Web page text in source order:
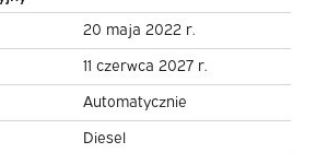
Air
20 maja 2022 r.
11 czerwca 2027 r.
Automatycznie
Diesel